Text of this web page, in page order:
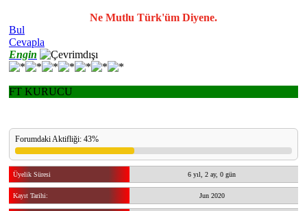
Ne Mutlu Türk'üm Diyene.
Bul
Cevapla
Engin
FT KURUCU
Forumdaki Aktifliği: 43%
Üyelik Süresi 6 yıl, 2 ay, 0 gün
Kayıt Tarihi: Jun 2020